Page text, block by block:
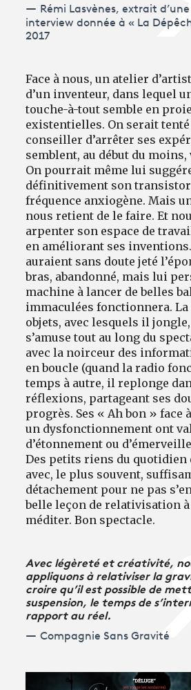
Rémi Lasvènes, extrait d’une
interview donnée à « La
2017
Face à nous, un atelier
d’un inventeur, dans lequel
touche-à-tout semble en
existentielles. On serait
conseiller d’arrêter ses
semblent, au début du moins,
On pourrait même lui
définitivement son
fréquence anxiogène. Mais
nous retient de le faire. Et
arpenter son espace de
en améliorant ses inventions.
auraient sans doute jeté
bras, abandonné, mais lui
machine à lancer de belles
immaculées fonctionnera. La
objets, avec lesquels il jongle,
s’amuse tout au long du
avec la noirceur des
en boucle (quand la radio
temps à autre, il replonge
réflexions, partageant ses
progrès. Ses « Ah bon » face
un dysfonctionnement ont
d’étonnement ou
Des petits riens du quotidien
avec, le plus souvent,
détachement pour ne pas
belle leçon de relativisation à
méditer. Bon spectacle.
Avec légèreté et créativité,
appliquons à relativiser la
croire qu’il est possible de
suspension, le temps de
rapport au réel.
Compagnie Sans Gravité